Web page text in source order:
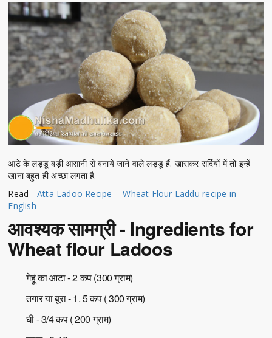
आटे के लड्डू बड़ी आसानी से बनाये जाने वाले लड्डू हैं. खासकर सर्दियों में तो इन्हें
खाना बहुत ही अच्छा लगता है.
Read - Atta Ladoo Recipe - Wheat Flour Laddu recipe in
English
आवश्यक सामग्री - Ingredients for
Wheat flour Ladoos
गेहूं का आटा - 2 कप (300 ग्राम)
तगार या बूरा - 1. 5 कप ( 300 ग्राम)
घी - 3/4 कप ( 200 ग्राम)